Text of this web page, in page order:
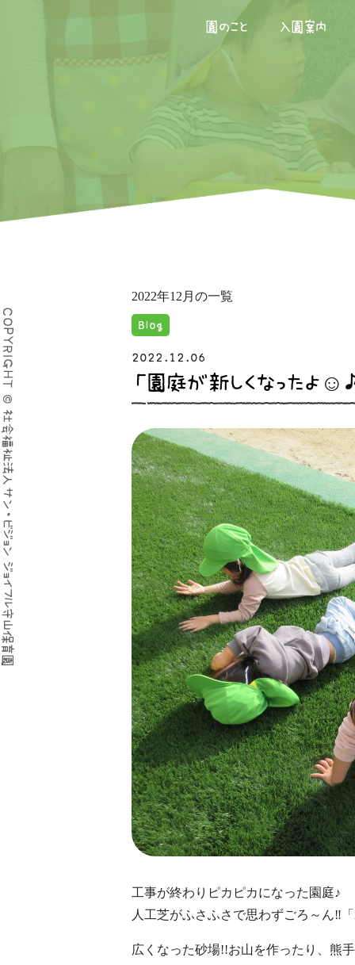
園のこと 入園案内
COPYRIGHT © 社会福祉法人サン・ビジョン ジョイフル守山保育園
2022年12月の一覧
Blog
2022.12.06
「園庭が新しくなったよ
工事が終わりピカピカになった園庭♪
人工芝がふさふさで思わずごろ～ん‼
広くなった砂場!!お山を作ったり、熊